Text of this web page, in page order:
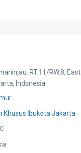
RT.11/RW.8,
Indonesia
Khusus Ibukota Jakarta